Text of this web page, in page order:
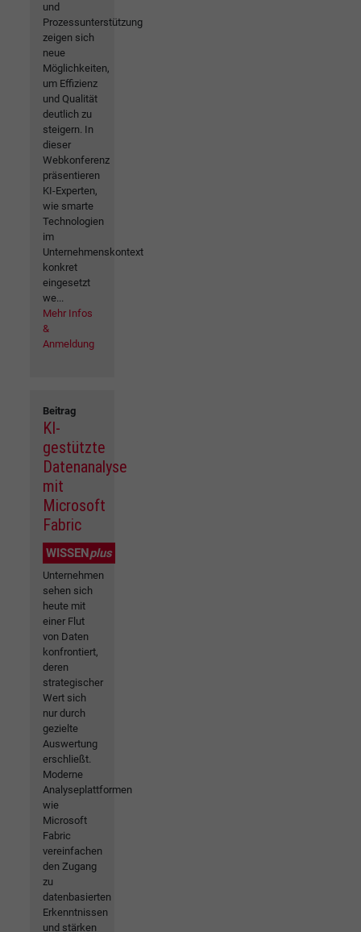
und
Prozessunterstützung
zeigen sich
neue
Möglichkeiten,
um Effizienz
und Qualität
deutlich zu
steigern. In
dieser
Webkonferenz
präsentieren
KI-Experten,
wie smarte
Technologien
im
Unternehmenskontext
konkret
eingesetzt
we...
Mehr Infos
&
Anmeldung
Beitrag
KI-
gestützte
Datenanalyse
mit
Microsoft
Fabric
WISSENplus
Unternehmen
sehen sich
heute mit
einer Flut
von Daten
konfrontiert,
deren
strategischer
Wert sich
nur durch
gezielte
Auswertung
erschließt.
Moderne
Analyseplattformen
wie
Microsoft
Fabric
vereinfachen
den Zugang
zu
datenbasierten
Erkenntnissen
und stärken